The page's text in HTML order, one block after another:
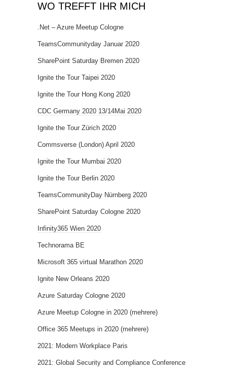
WO TREFFT IHR MICH
.Net – Azure Meetup Cologne
TeamsCommunityday Januar 2020
SharePoint Saturday Bremen 2020
Ignite the Tour Taipei 2020
Ignite the Tour Hong Kong 2020
CDC Germany 2020 13/14Mai 2020
Ignite the Tour Zürich 2020
Commsverse (London) April 2020
Ignite the Tour Mumbai 2020
Ignite the Tour Berlin 2020
TeamsCommunityDay Nürnberg 2020
SharePoint Saturday Cologne 2020
Infinity365 Wien 2020
Technorama BE
Microsoft 365 virtual Marathon 2020
Ignite New Orleans 2020
Azure Saturday Cologne 2020
Azure Meetup Cologne in 2020 (mehrere)
Office 365 Meetups in 2020 (mehrere)
2021: Modern Workplace Paris
2021: Global Security and Compliance Conference